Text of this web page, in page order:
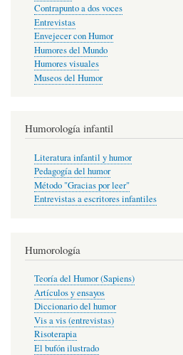
Contrapunto a dos voces
Entrevistas
Envejecer con Humor
Humores del Mundo
Humores visuales
Museos del Humor
Humorología infantil
Literatura infantil y humor
Pedagogía del humor
Método "Gracias por leer"
Entrevistas a escritores infantiles
Humorología
Teoría del Humor (Sapiens)
Artículos y ensayos
Diccionario del humor
Vis a vis (entrevistas)
Risoterapia
El bufón ilustrado